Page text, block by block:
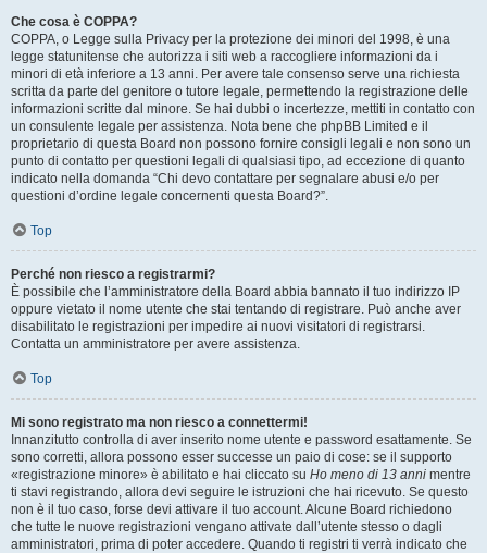
Che cosa è COPPA?
COPPA, o Legge sulla Privacy per la protezione dei minori del 1998, è una
legge statunitense che autorizza i siti web a raccogliere informazioni da i
minori di età inferiore a 13 anni. Per avere tale consenso serve una richiesta
scritta da parte del genitore o tutore legale, permettendo la registrazione delle
informazioni scritte dal minore. Se hai dubbi o incertezze, mettiti in contatto con
un consulente legale per assistenza. Nota bene che phpBB Limited e il
proprietario di questa Board non possono fornire consigli legali e non sono un
punto di contatto per questioni legali di qualsiasi tipo, ad eccezione di quanto
indicato nella domanda “Chi devo contattare per segnalare abusi e/o per
questioni d’ordine legale concernenti questa Board?”.
Top
Perché non riesco a registrarmi?
È possibile che l’amministratore della Board abbia bannato il tuo indirizzo IP
oppure vietato il nome utente che stai tentando di registrare. Può anche aver
disabilitato le registrazioni per impedire ai nuovi visitatori di registrarsi.
Contatta un amministratore per avere assistenza.
Top
Mi sono registrato ma non riesco a connettermi!
Innanzitutto controlla di aver inserito nome utente e password esattamente. Se
sono corretti, allora possono esser successe un paio di cose: se il supporto
«registrazione minore» è abilitato e hai cliccato su Ho meno di 13 anni mentre
ti stavi registrando, allora devi seguire le istruzioni che hai ricevuto. Se questo
non è il tuo caso, forse devi attivare il tuo account. Alcune Board richiedono
che tutte le nuove registrazioni vengano attivate dall’utente stesso o dagli
amministratori, prima di poter accedere. Quando ti registri ti verrà indicato che